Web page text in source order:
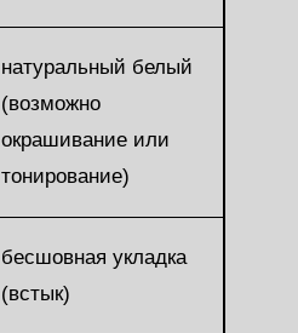
натуральный белый
(возможно
окрашивание или
тонирование)
бесшовная укладка
(встык)